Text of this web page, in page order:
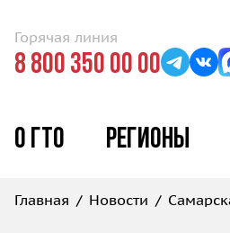
Горячая линия
8 800 350 00 00
О ГТО Регионы
Главная Новости